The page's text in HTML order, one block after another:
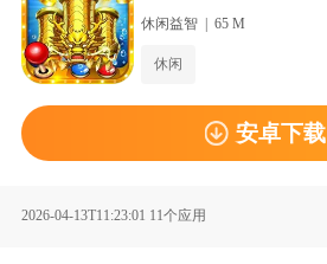
休闲益智 | 65 M
休闲
安卓下载
2026-04-13T11:23:01 11个应用